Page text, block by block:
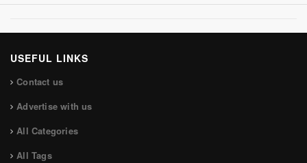
USEFUL LINKS
Contact us
Advertise with us
All Categories
All Tags